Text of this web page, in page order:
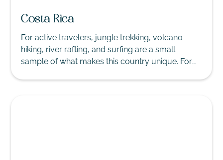
Costa Rica
For active travelers, jungle trekking, volcano
hiking, river rafting, and surfing are a small
sample of what makes this country unique. For